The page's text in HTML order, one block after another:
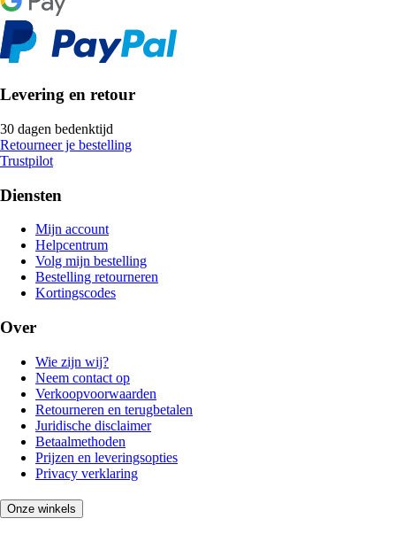
Levering en retour
30 dagen bedenktijd
Retourneer je bestelling
Trustpilot
Diensten
Mijn account
Helpcentrum
Volg mijn bestelling
Bestelling retourneren
Kortingscodes
Over
Wie zijn wij?
Neem contact op
Verkoopvoorwaarden
Retourneren en terugbetalen
Juridische disclaimer
Betaalmethoden
Prijzen en leveringsopties
Privacy verklaring
Onze winkels